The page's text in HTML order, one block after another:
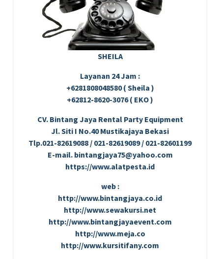
SHEILA
Layanan 24 Jam :
+6281808048580 ( Sheila )
+62812-8620-3076 ( EKO )
CV. Bintang Jaya Rental Party Equipment
Jl. Siti I No.40 Mustikajaya Bekasi
Tlp.021-82619088 / 021-82619089 / 021-82601199
E-mail. bintangjaya75@yahoo.com
https://www.alatpesta.id
web :
http://www.bintangjaya.co.id
http://www.sewakursi.net
http://www.bintangjayaevent.com
http://www.meja.co
http://www.kursitifany.com